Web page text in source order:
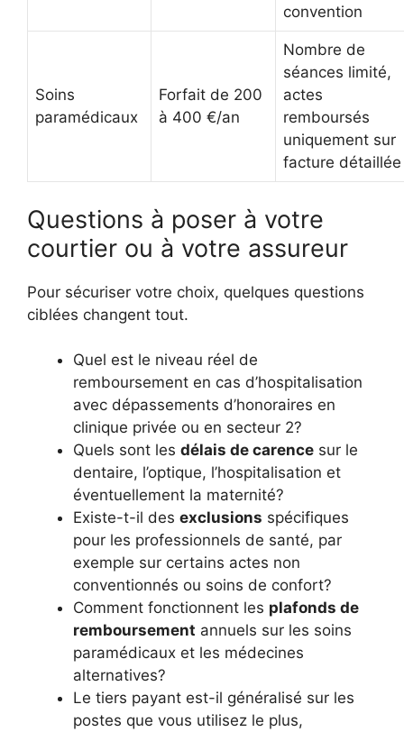
convention
Soins
paramédicaux
Forfait de 200
à 400 €/an
Nombre de
séances limité,
actes
remboursés
uniquement sur
facture détaillée
Questions à poser à votre
courtier ou à votre assureur
Pour sécuriser votre choix, quelques questions
ciblées changent tout.
Quel est le niveau réel de
remboursement en cas d’hospitalisation
avec dépassements d’honoraires en
clinique privée ou en secteur 2?
Quels sont les délais de carence sur le
dentaire, l’optique, l’hospitalisation et
éventuellement la maternité?
Existe-t-il des exclusions spécifiques
pour les professionnels de santé, par
exemple sur certains actes non
conventionnés ou soins de confort?
Comment fonctionnent les plafonds de
remboursement annuels sur les soins
paramédicaux et les médecines
alternatives?
Le tiers payant est-il généralisé sur les
postes que vous utilisez le plus,